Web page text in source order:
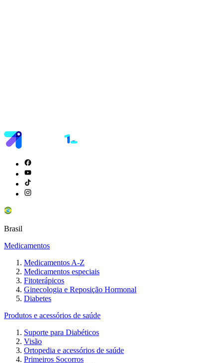
Brasil
Medicamentos
Medicamentos A-Z
Medicamentos especiais
Fitoterápicos
Ginecologia e Reposição Hormonal
Diabetes
Produtos e acessórios de saúde
Suporte para Diabéticos
Visão
Ortopedia e acessórios de saúde
Primeiros Socorros